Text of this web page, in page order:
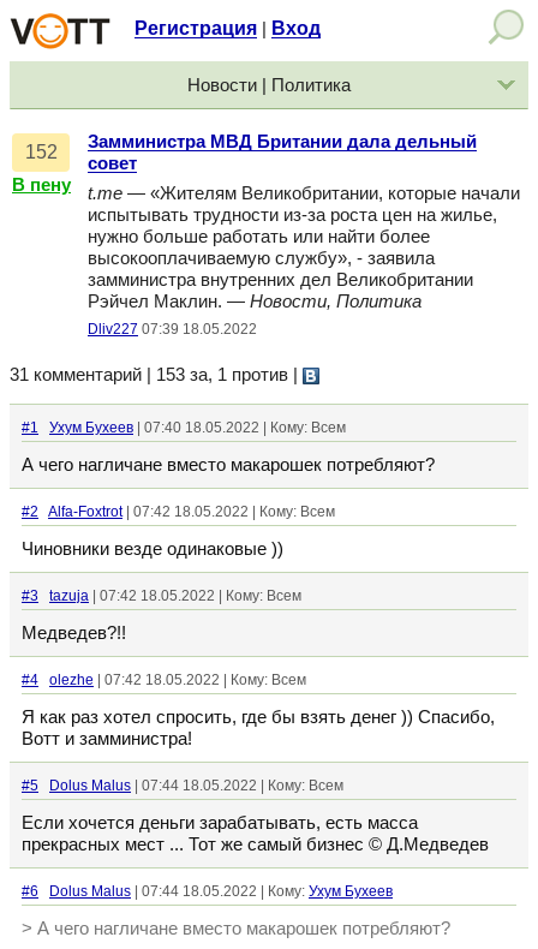
Регистрация Вход
Новости | Политика
152
В пену
Замминистра МВД Британии дала дельный
совет
t.me — «Жителям Великобритании, которые начали
испытывать трудности из-за роста цен на жилье,
нужно больше работать или найти более
высокооплачиваемую службу», - заявила
замминистра внутренних дел Великобритании
Рэйчел Маклин. — Новости, Политика
Dliv227 07:39 18.05.2022
31 комментарий | 153 за, 1 против
#1 Ухум Бухеев | 07:40 18.05.2022 | Кому: Всем
А чего нагличане вместо макарошек потребляют?
#2 Alfa-Foxtrot| 07:42 18.05.2022 | Кому: Всем
Чиновники везде одинаковые ))
#3 tazuja | 07:42 18.05.2022 | Кому: Всем
Медведев?!!
#4 olezhe | 07:42 18.05.2022 | Кому: Всем
Я как раз хотел спросить, где бы взять денег )) Спасибо,
Вотт и замминистра!
#5 Dolus Malus | 07:44 18.05.2022 | Кому: Всем
Если хочется деньги зарабатывать, есть масса
прекрасных мест ... Тот же самый бизнес © Д.Медведев
#6 Dolus Malus | 07:44 18.05.2022 | Кому: Ухум Бухеев
> А чего нагличане вместо макарошек потребляют?